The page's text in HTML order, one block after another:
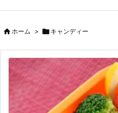
ホーム > キャンディー